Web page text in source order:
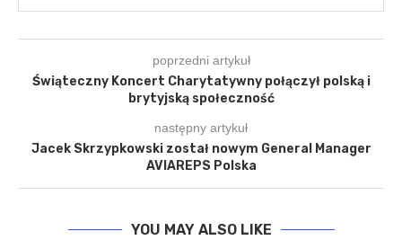
poprzedni artykuł
Świąteczny Koncert Charytatywny połączył polską i
brytyjską społeczność
następny artykuł
Jacek Skrzypkowski został nowym General Manager
AVIAREPS Polska
YOU MAY ALSO LIKE